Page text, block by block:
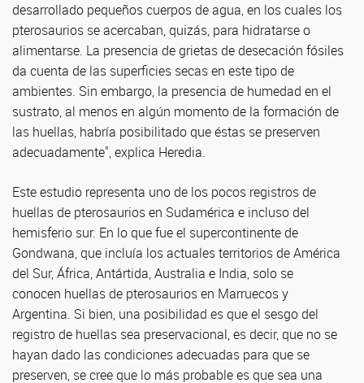
desarrollado pequeños cuerpos de agua, en los cuales los
pterosaurios se acercaban, quizás, para hidratarse o
alimentarse. La presencia de grietas de desecación fósiles
da cuenta de las superficies secas en este tipo de
ambientes. Sin embargo, la presencia de humedad en el
sustrato, al menos en algún momento de la formación de
las huellas, habría posibilitado que éstas se preserven
adecuadamente", explica Heredia.
Este estudio representa uno de los pocos registros de
huellas de pterosaurios en Sudamérica e incluso del
hemisferio sur. En lo que fue el supercontinente de
Gondwana, que incluía los actuales territorios de América
del Sur, África, Antártida, Australia e India, solo se
conocen huellas de pterosaurios en Marruecos y
Argentina. Si bien, una posibilidad es que el sesgo del
registro de huellas sea preservacional, es decir, que no se
hayan dado las condiciones adecuadas para que se
preserven, se cree que lo más probable es que sea una